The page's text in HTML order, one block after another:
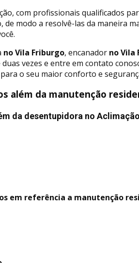
com profissionais qualificados
de modo a resolvê-las da maneira
no Vila Friburgo, encanador no Vila
duas vezes e entre em contato
o seu maior conforto e
além da manutenção
da desentupidora no Aclimação
em referência a manutenção